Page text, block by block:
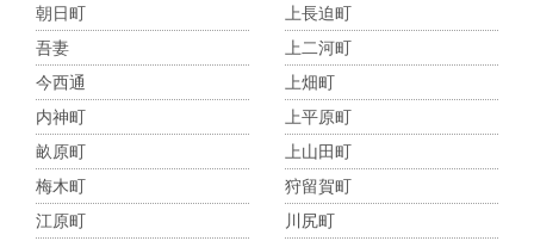
朝日町
吾妻
今西通
内神町
畝原町
梅木町
江原町
上長迫町
上二河町
上畑町
上平原町
上山田町
狩留賀町
川尻町